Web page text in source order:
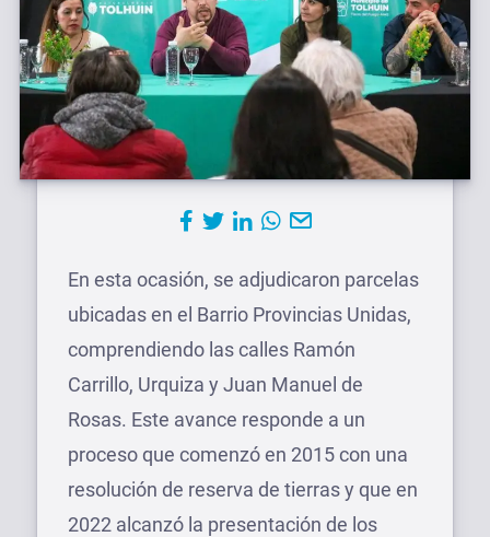
En esta ocasión, se adjudicaron parcelas
ubicadas en el Barrio Provincias Unidas,
comprendiendo las calles Ramón
Carrillo, Urquiza y Juan Manuel de
Rosas. Este avance responde a un
proceso que comenzó en 2015 con una
resolución de reserva de tierras y que en
2022 alcanzó la presentación de los